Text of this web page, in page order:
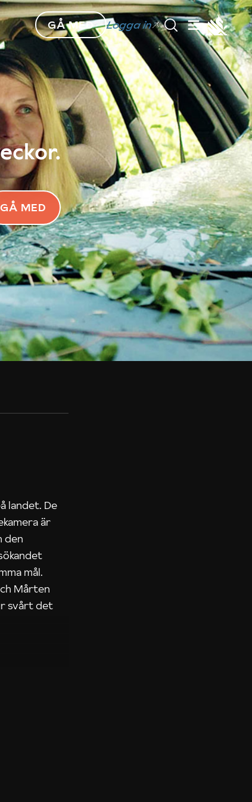
GÅ MED Logga in
GÅ MED
landet. De
är
den
mål.
Mårten
svårt det